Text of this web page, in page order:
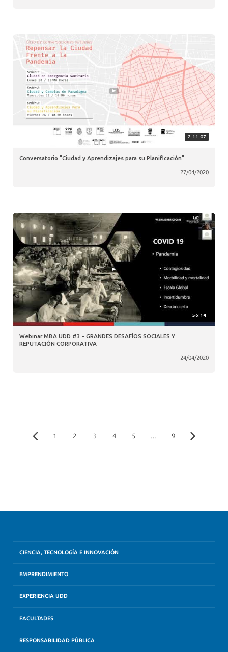
2:11:07
Conversatorio "Ciudad y Aprendizajes para su Planificación"
27/04/2020
56:14
Webinar MBA UDD #3 - GRANDES DESAFÍOS SOCIALES Y
REPUTACIÓN CORPORATIVA
24/04/2020
1 2 3 4 5 … 9
CIENCIA, TECNOLOGÍA E INNOVACIÓN
EMPRENDIMIENTO
EXPERIENCIA UDD
FACULTADES
RESPONSABILIDAD PÚBLICA